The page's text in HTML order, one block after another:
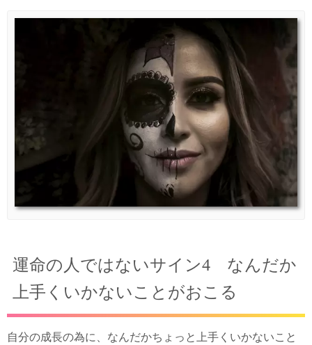
運命の人ではないサイン4 なんだか
上手くいかないことがおこる
自分の成長の為に、なんだかちょっと上手くいかないこと